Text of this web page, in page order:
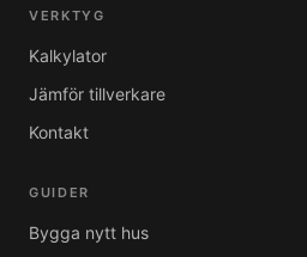
VERKTYG
Kalkylator
Jämför tillverkare
Kontakt
GUIDER
Bygga nytt hus